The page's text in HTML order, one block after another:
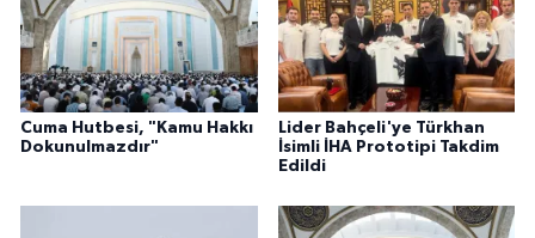
Cuma Hutbesi, "Kamu Hakkı
Dokunulmazdır"
Lider Bahçeli'ye Türkhan
İsimli İHA Prototipi Takdim
Edildi